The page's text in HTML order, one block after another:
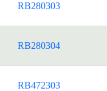
RB280303
RB280304
RB472303